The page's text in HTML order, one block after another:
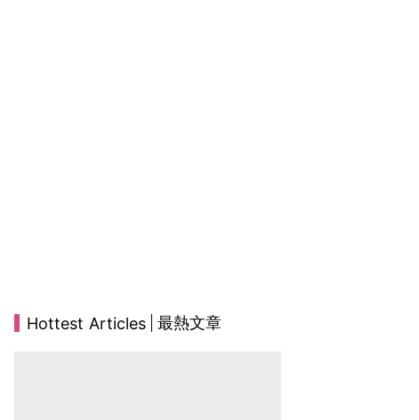
Hottest Articles 最熱文章